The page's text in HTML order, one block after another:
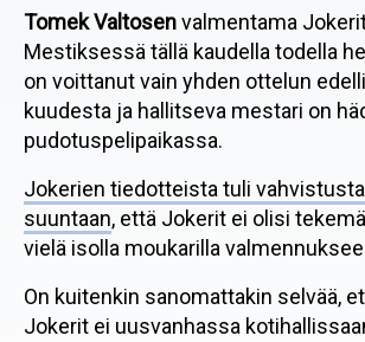
Tomek Valtosenvalmentama
Mestiksessä tällä kaudella todella
on voittanut vain yhden ottelun
kuudesta ja hallitseva mestari on
pudotuspelipaikassa.
Jokerien tiedotteista tuli
suuntaan, että Jokerit ei olisi
vielä isolla moukarilla
On kuitenkin sanomattakin selvää,
Jokerit ei uusvanhassa